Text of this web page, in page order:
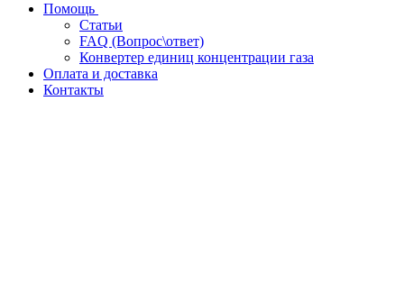
Помощь
Статьи
FAQ (Вопрос\ответ)
Конвертер единиц концентрации газа
Оплата и доставка
Контакты